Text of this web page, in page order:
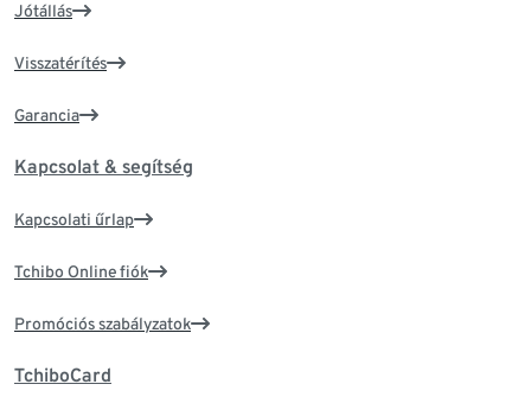
Jótállás
Visszatérítés
Garancia
Kapcsolat & segítség
Kapcsolati űrlap
Tchibo Online fiók
Promóciós szabályzatok
TchiboCard